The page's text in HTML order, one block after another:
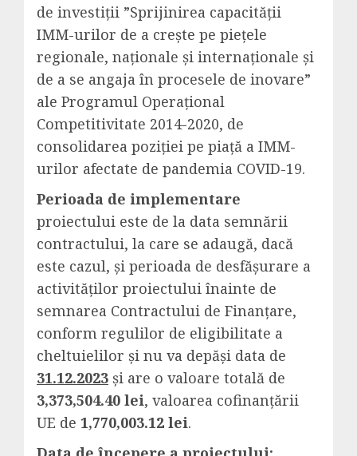
de investiții ”Sprijinirea capacității
IMM-urilor de a crește pe piețele
regionale, naționale și internaționale și
de a se angaja în procesele de inovare”
ale Programul Operațional
Competitivitate 2014-2020, de
consolidarea poziției pe piață a IMM-
urilor afectate de pandemia COVID-19.
Perioada de implementare
proiectului este de la data semnării
contractului, la care se adaugă, dacă
este cazul, şi perioada de desfăşurare a
activităţilor proiectului înainte de
semnarea Contractului de Finanţare,
conform regulilor de eligibilitate a
cheltuielilor și nu va depăși data de
31.12.2023 și are o valoare totală de
3,373,504.40 lei, valoarea cofinanțării
UE de 1,770,003.12 lei.